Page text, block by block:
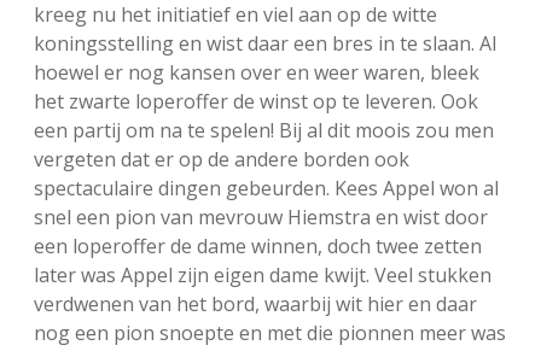
kreeg nu het initiatief en viel aan op de witte
koningsstelling en wist daar een bres in te slaan. Al
hoewel er nog kansen over en weer waren, bleek
het zwarte loperoffer de winst op te leveren. Ook
een partij om na te spelen! Bij al dit moois zou men
vergeten dat er op de andere borden ook
spectaculaire dingen gebeurden. Kees Appel won al
snel een pion van mevrouw Hiemstra en wist door
een loperoffer de dame winnen, doch twee zetten
later was Appel zijn eigen dame kwijt. Veel stukken
verdwenen van het bord, waarbij wit hier en daar
nog een pion snoepte en met die pionnen meer was